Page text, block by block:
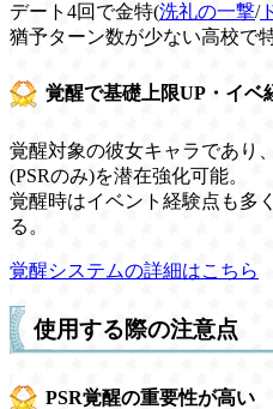
デート4回で金特(洗礼の一撃/
猶予ターン数が少ない高校で
覚醒で基礎上限UP・イベ
覚醒対象の彼女キャラであり
(PSRのみ)を潜在強化可能。
覚醒時はイベント経験点も多
る。
覚醒システムの詳細はこちら
使用する際の注意点
PSR覚醒の重要性が高い